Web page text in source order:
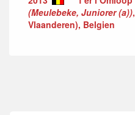
(Meulebeke, Juniorer (a))
Vlaanderen), Belgien